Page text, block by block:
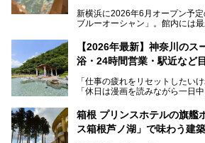
新横浜に2026年6月オープン予
ブルーオーシャン」。館内には
的な“没入感（イマーシブ）”を
今回は、そんな大注目の施設に
を見学させていただきました！
サウナ室の中に咲き誇る桜、魚
リのビーチを思わせる休憩スペ
内の様子をレポートします！
【2026年最新】神奈川の
浴・24時間営業・駅近など
「仕事の疲れをリセットしたい
「休日は漫画を読みながら一日
たい」
そんな「癒やされたい」という
箱根 プリンスホテルの旗艦
ス箱根芦ノ湖」で味わう建